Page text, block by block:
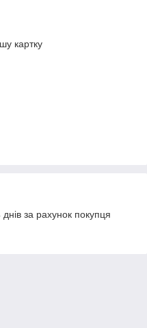
картку
за рахунок покупця